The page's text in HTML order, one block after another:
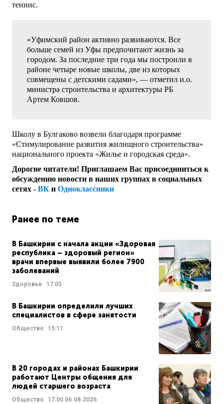
теннис.
«Уфимский район активно развиваются. Все
больше семей из Уфы предпочитают жизнь за
городом. За последние три года мы построили в
районе четыре новые школы, две из которых
совмещены с детскими садами», — отметил и.о.
министра строительства и архитектуры РБ
Артем Ковшов.
Школу в Булгаково возвели благодаря программе
«Стимулирование развития жилищного строительства»
национального проекта «Жилье и городская среда».
Дорогие читатели! Приглашаем Вас присоединиться к
обсуждению новости в наших группах в социальных
сетях - ВК и Одноклассники
Ранее по теме
В Башкирии с начала акции «Здоровая
республика – здоровый регион»
врачи впервые выявили более 7900
заболеваний
Здоровье 17:05
В Башкирии определили лучших
специалистов в сфере занятости
Общество 15:11
В 20 городах и районах Башкирии
работают Центры общения для
людей старшего возраста
Общество 17:00 06.08.2026